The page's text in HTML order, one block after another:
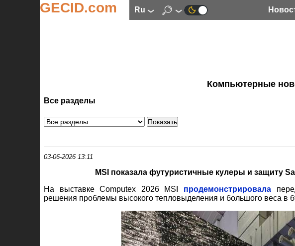
GECID.com ru
Компьютерные
Все разделы
03-06-2026 13:11
MSI показала футуристичные кулеры и защиту
На выставке Computex 2026 MSI продемонстрировала
решения проблемы высокого тепловыделения и большого веса в